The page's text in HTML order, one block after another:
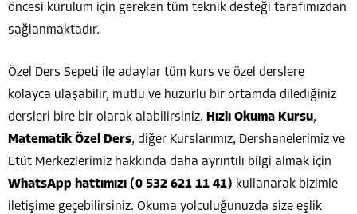
öncesi kurulum için gereken tüm teknik desteği tarafımızdan
sağlanmaktadır.
Özel Ders Sepeti ile adaylar tüm kurs ve özel derslere
kolayca ulaşabilir, mutlu ve huzurlu bir ortamda dilediğiniz
dersleri bire bir olarak alabilirsiniz. Hızlı Okuma Kursu,
Matematik Özel Ders, diğer Kurslarımız, Dershanelerimiz ve
Etüt Merkezlerimiz hakkında daha ayrıntılı bilgi almak için
WhatsApp hattımızı (0 532 621 11 41) kullanarak bizimle
iletişime geçebilirsiniz. Okuma yolculuğunuzda size eşlik